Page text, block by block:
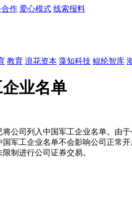
作 爱心模式 线索报料
教育 浪花资本 藻知科技 鲲纶智库
业名单
公司列入中国军工企业名单。由
军工企业名单不会影响公司正常
制进行公司证券交易。